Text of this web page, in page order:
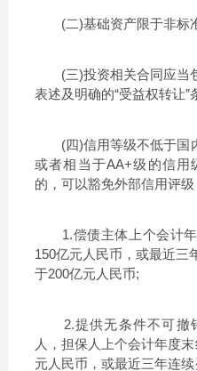
(二)基础资产限于非标准
(三)投资相关合同应当
表述及明确的“受益权转让”
(四)信用等级不低于国
或者相当于AA+级的信用
的，可以豁免外部信用评级
1.偿债主体上个会计年
150亿元人民币，或最近三
于200亿元人民币;
2.提供无条件不可撤
人，担保人上个会计年度
元人民币，或最近三年连